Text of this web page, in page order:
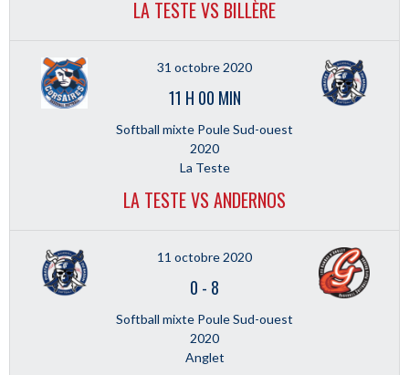
LA TESTE VS BILLÈRE
31 octobre 2020
11 H 00 MIN
Softball mixte Poule Sud-ouest
2020
La Teste
LA TESTE VS ANDERNOS
11 octobre 2020
0 - 8
Softball mixte Poule Sud-ouest
2020
Anglet